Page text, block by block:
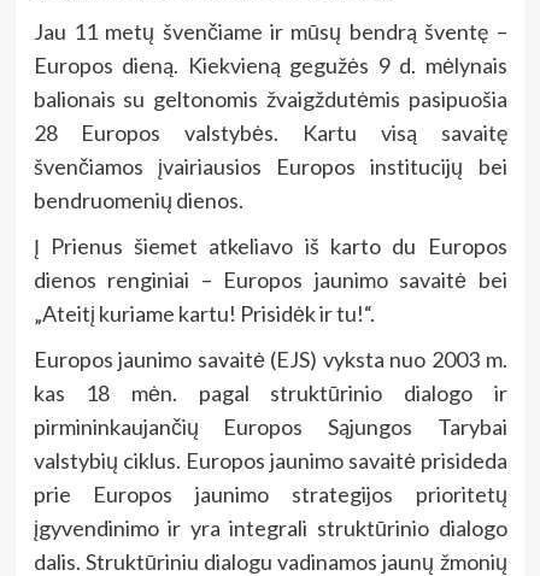
Jau 11 metų švenčiame ir mūsų bendrą šventę –
Europos dieną. Kiekvieną gegužės 9 d. mėlynais
balionais su geltonomis žvaigždutėmis pasipuošia
28 Europos valstybės. Kartu visą savaitę
švenčiamos įvairiausios Europos institucijų bei
bendruomenių dienos.
Į Prienus šiemet atkeliavo iš karto du Europos
dienos renginiai – Europos jaunimo savaitė bei
„Ateitį kuriame kartu! Prisidėk ir tu!“.
Europos jaunimo savaitė (EJS) vyksta nuo 2003 m.
kas 18 mėn. pagal struktūrinio dialogo ir
pirmininkaujančių Europos Sąjungos Tarybai
valstybių ciklus. Europos jaunimo savaitė prisideda
prie Europos jaunimo strategijos prioritetų
įgyvendinimo ir yra integrali struktūrinio dialogo
dalis. Struktūriniu dialogu vadinamos jaunų žmonių